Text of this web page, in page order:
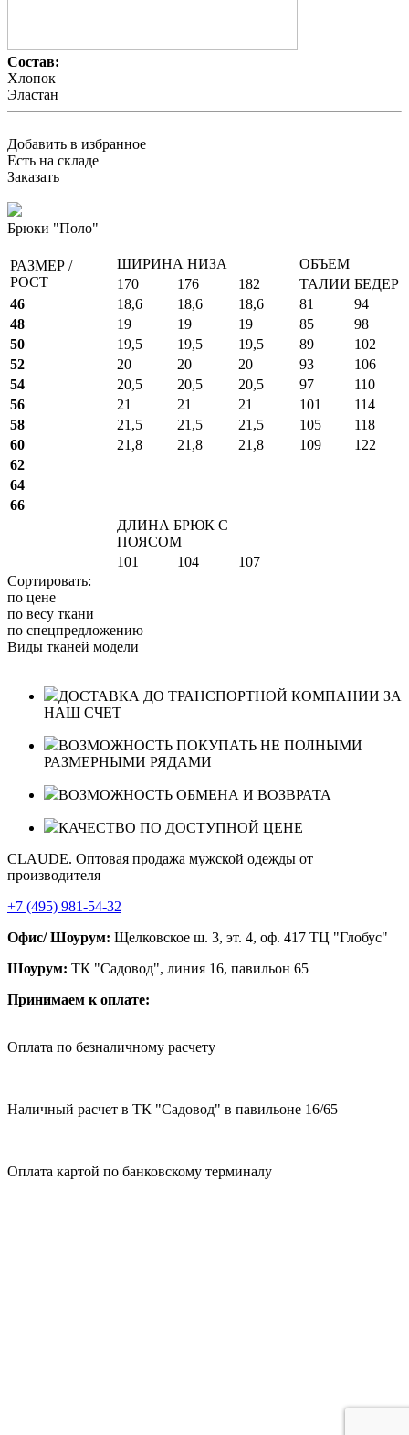
Состав:
Хлопок
Эластан
Добавить в избранное
Есть на складе
Заказать
Брюки "Поло"
РАЗМЕР /
РОСТ
ШИРИНА НИЗА
ОБЪЕМ
170
176 182 ТАЛИИ БЕДЕР
46
18,6 18,6 18,6 81
94
48
19 19 19 85
98
50
19,5 19,5 19,5 89
102
52
20 20 20 93
106
54
20,5 20,5 20,5 97
110
56
21 21 21 101
114
58
21,5 21,5 21,5 105
118
60
21,8 21,8 21,8 109
122
62
64
66
ДЛИНА БРЮК С
ПОЯСОМ
101
104
107
Сортировать:
по цене
по весу ткани
по спецпредложению
Виды тканей модели
ДОСТАВКА ДО ТРАНСПОРТНОЙ КОМПАНИИ ЗА
НАШ СЧЕТ
ВОЗМОЖНОСТЬ ПОКУПАТЬ НЕ ПОЛНЫМИ
РАЗМЕРНЫМИ РЯДАМИ
ВОЗМОЖНОСТЬ ОБМЕНА И ВОЗВРАТА
КАЧЕСТВО ПО ДОСТУПНОЙ ЦЕНЕ
CLAUDE. Оптовая продажа мужской одежды от
производителя
+7 (495) 981-54-32
Офис/ Шоурум: Щелковское ш. 3, эт. 4, оф. 417 ТЦ "Глобус"
Шоурум: ТК "Садовод", линия 16, павильон 65
Принимаем к оплате:
Оплата по безналичному расчету
Наличный расчет в ТК "Садовод" в павильоне 16/65
Оплата картой по банковскому терминалу